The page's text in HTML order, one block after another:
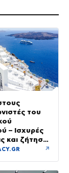
του
– Ισχυρές
και ζήτηση
το
↗